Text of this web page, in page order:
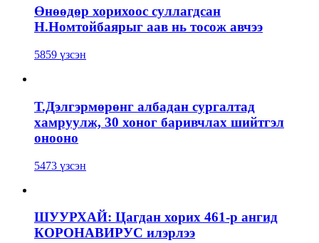
Өнөөдөр хорихоос суллагдсан
Н.Номтойбаярыг аав нь тосож авчээ
5859 үзсэн
Т.Дэлгэрмөрөнг албадан сургалтад
хамруулж, 30 хоног баривчлах шийтгэл
онооно
5473 үзсэн
ШУУРХАЙ: Цагдан хорих 461-р ангид
КОРОНАВИРУС илэрлээ